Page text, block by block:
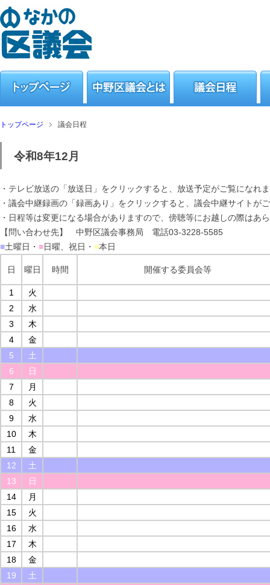
トップページ 議会日程
令和8年12月
・テレビ放送の「放送日」をクリックすると、放送予定がご覧になれ
・議会中継録画の「録画あり」をクリックすると、議会中継サイトが
・日程等は変更になる場合がありますので、傍聴等にお越しの際はあ
【問い合わせ先】 中野区議会事務局 電話03-3228-5585
■土曜日・ ■日曜、祝日・ ■本日
日 曜日 時間 開催する委員会等
1
火
2
水
3
木
4
金
5
土
6
日
7
月
8
火
9
水
10
木
11
金
12
土
13
日
14
月
15
火
16
水
17
木
18
金
19
土